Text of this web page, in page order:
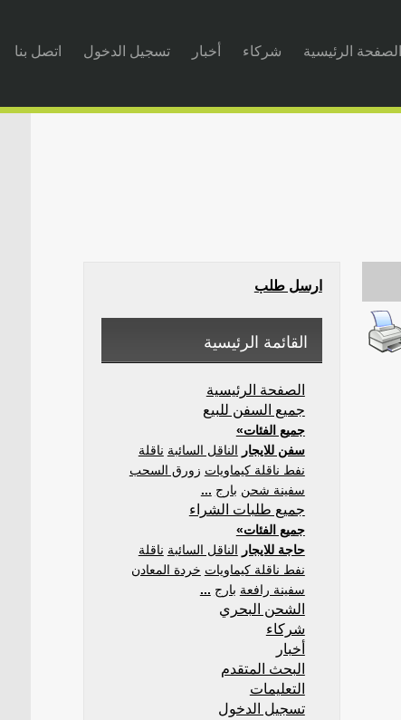
الصفحة الرئيسية شركاء أخبار تسجيل الدخول اتصل بنا
ارسل طلب
القائمة الرئيسية
الصفحة الرئيسية
جميع السفن للبيع
جميع الفئات»
سفن للايجار الناقل السائبة ناقلة
نفط ناقلة كيماويات زورق السحب
سفينة شحن بارج ...
جميع طلبات الشراء
جميع الفئات»
حاجة للايجار الناقل السائبة ناقلة
نفط ناقلة كيماويات خردة المعادن
سفينة رافعة بارج ...
الشحن البحري
شركاء
أخبار
البحث المتقدم
التعليمات
تسجيل الدخول